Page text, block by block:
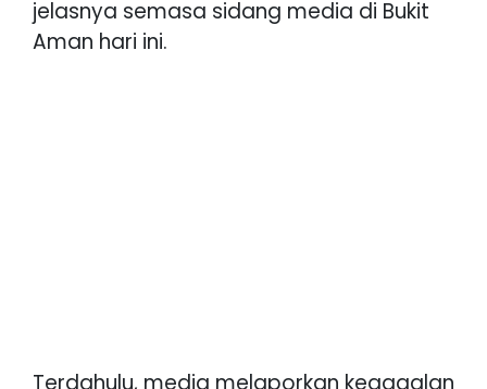
jelasnya semasa sidang media di Bukit
Aman hari ini.
Terdahulu, media melaporkan kegagalan